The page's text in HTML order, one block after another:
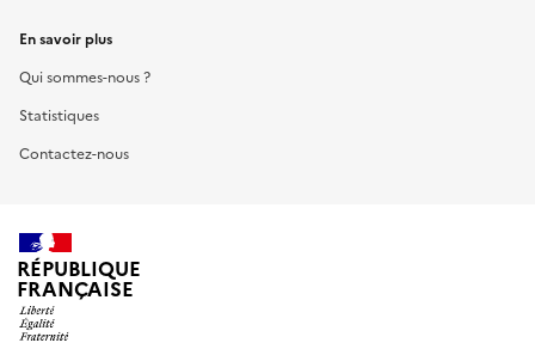
En savoir plus
Qui sommes-nous ?
Statistiques
Contactez-nous
RÉPUBLIQUE
FRANÇAISE